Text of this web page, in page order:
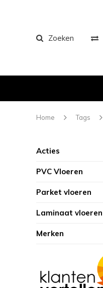
Zoeken
Home Tags
Acties
PVC Vloeren
Parket vloeren
Laminaat vloeren
Merken